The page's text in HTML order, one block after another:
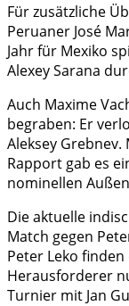
Für zusätzliche
Peruaner José
Jahr für Mexiko
Alexey Sarana
Auch Maxime
begraben: Er
Aleksey Grebnev.
Rapport gab es
nominellen
Die aktuelle
Match gegen
Peter Leko
Herausforderer
Turnier mit Jan